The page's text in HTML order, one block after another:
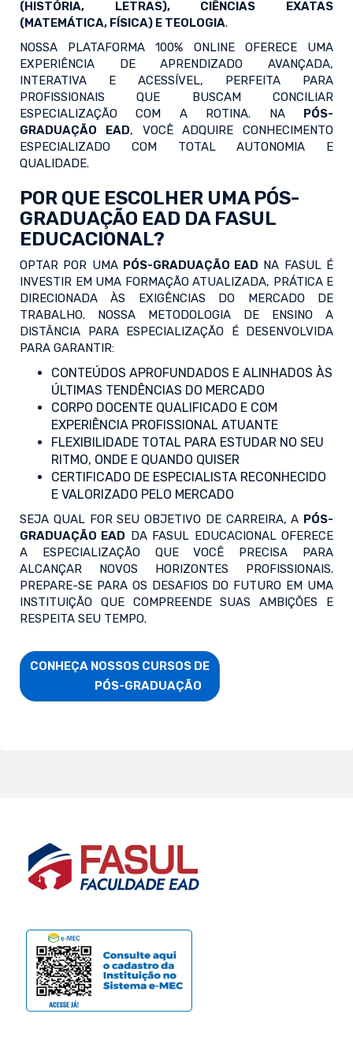
(HISTÓRIA, LETRAS), CIÊNCIAS EXATAS
(MATEMÁTICA, FÍSICA) E TEOLOGIA.
NOSSA PLATAFORMA 100% ONLINE OFERECE UMA
EXPERIÊNCIA DE APRENDIZADO AVANÇADA,
INTERATIVA E ACESSÍVEL, PERFEITA PARA
PROFISSIONAIS QUE BUSCAM CONCILIAR
ESPECIALIZAÇÃO COM A ROTINA. NA PÓS-
GRADUAÇÃO EAD, VOCÊ ADQUIRE CONHECIMENTO
ESPECIALIZADO COM TOTAL AUTONOMIA E
QUALIDADE.
POR QUE ESCOLHER UMA PÓS-
GRADUAÇÃO EAD DA FASUL
EDUCACIONAL?
OPTAR POR UMA PÓS-GRADUAÇÃO EAD NA FASUL É
INVESTIR EM UMA FORMAÇÃO ATUALIZADA, PRÁTICA E
DIRECIONADA ÀS EXIGÊNCIAS DO MERCADO DE
TRABALHO. NOSSA METODOLOGIA DE ENSINO A
DISTÂNCIA PARA ESPECIALIZAÇÃO É DESENVOLVIDA
PARA GARANTIR:
CONTEÚDOS APROFUNDADOS E ALINHADOS ÀS
ÚLTIMAS TENDÊNCIAS DO MERCADO
CORPO DOCENTE QUALIFICADO E COM
EXPERIÊNCIA PROFISSIONAL ATUANTE
FLEXIBILIDADE TOTAL PARA ESTUDAR NO SEU
RITMO, ONDE E QUANDO QUISER
CERTIFICADO DE ESPECIALISTA RECONHECIDO
E VALORIZADO PELO MERCADO
SEJA QUAL FOR SEU OBJETIVO DE CARREIRA, A PÓS-
GRADUAÇÃO EAD DA FASUL EDUCACIONAL OFERECE
A ESPECIALIZAÇÃO QUE VOCÊ PRECISA PARA
ALCANÇAR NOVOS HORIZONTES PROFISSIONAIS.
PREPARE-SE PARA OS DESAFIOS DO FUTURO EM UMA
INSTITUIÇÃO QUE COMPREENDE SUAS AMBIÇÕES E
RESPEITA SEU TEMPO.
CONHEÇA NOSSOS CURSOS DE
                        PÓS-GRADUAÇÃO